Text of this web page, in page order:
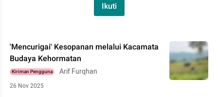
Ikuti
'Mencurigai' Kesopanan melalui Kacamata
Budaya Kehormatan
Kiriman Pengguna Arif Furqhan
26 Nov 2025